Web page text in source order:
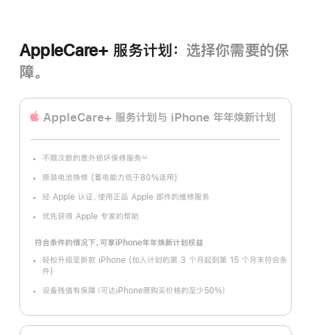
AppleCare+ 服务计划： 选择你需要的保
障。
AppleCare+ 服务计划 与 iPhone 年年焕新计划
不限次数的意外损坏保修服务∆∆
原装电池换修 (蓄电能力低于80%适用)
经 Apple 认证、使用正品 Apple 部件的维修服务
优先获得 Apple 专家的帮助
符合条件的情况下，可享iPhone年年焕新计划权益
轻松升级至新款 iPhone (加入计划的第 3 个月起到第 15 个月末符合条
件)
设备残值有保障（可达iPhone原购买价格的至少50%）